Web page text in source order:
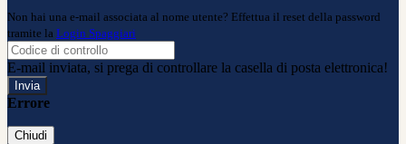
Non hai una e-mail associata al nome utente? Effettua il reset della password
tramite la Login Spaggiari
E-mail inviata, si prega di controllare la casella di posta elettronica!
Errore
Chiudi